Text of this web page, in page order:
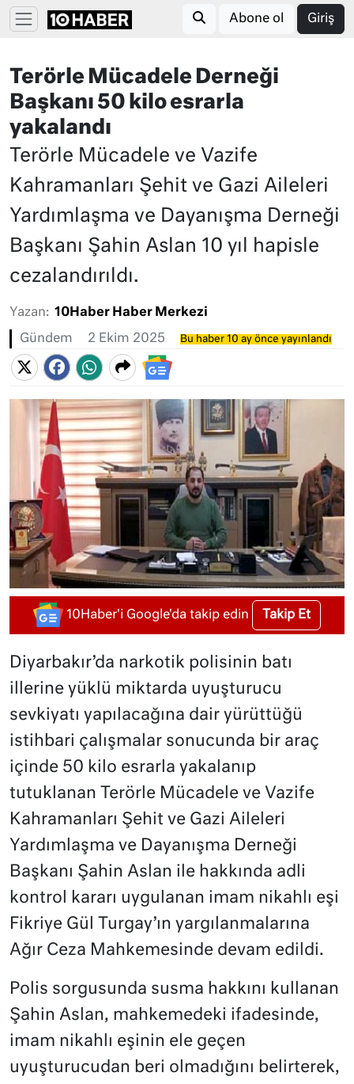
Abone ol Giriş
Terörle Mücadele Derneği
Başkanı 50 kilo esrarla
yakalandı
Terörle Mücadele ve Vazife
Kahramanları Şehit ve Gazi Aileleri
Yardımlaşma ve Dayanışma Derneği
Başkanı Şahin Aslan 10 yıl hapisle
cezalandırıldı.
Yazan: 10Haber Haber Merkezi
Gündem 2 Ekim 2025 Bu haber 10 ay önce yayınlandı
10Haber'i Google'da takip edin Takip Et
Diyarbakır’da narkotik polisinin batı
illerine yüklü miktarda uyuşturucu
sevkiyatı yapılacağına dair yürüttüğü
istihbari çalışmalar sonucunda bir araç
içinde 50 kilo esrarla yakalanıp
tutuklanan Terörle Mücadele ve Vazife
Kahramanları Şehit ve Gazi Aileleri
Yardımlaşma ve Dayanışma Derneği
Başkanı Şahin Aslan ile hakkında adli
kontrol kararı uygulanan imam nikahlı eşi
Fikriye Gül Turgay’ın yargılanmalarına
Ağır Ceza Mahkemesinde devam edildi.
Polis sorgusunda susma hakkını kullanan
Şahin Aslan, mahkemedeki ifadesinde,
imam nikahlı eşinin ele geçen
uyuşturucudan beri olmadığını belirterek,